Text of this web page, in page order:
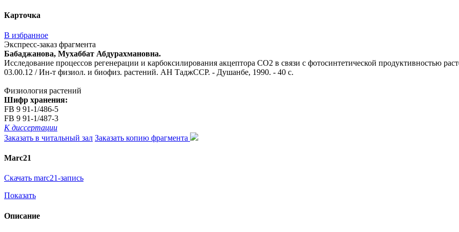
Карточка
В избранное
Экспресс-заказ фрагмента
Бабаджанова, Мухаббат Абдурахмановна.
Исследование процессов регенерации и карбоксилирования акцептора CO2 в связи с фотосинтетической продуктивностью
03.00.12 / Ин-т физиол. и биофиз. растений. АН ТаджССР. - Душанбе, 1990. - 40 с.
Физиология растений
Шифр хранения:
FB 9 91-1/486-5
FB 9 91-1/487-3
К диссертации
Заказать в читальный зал Заказать копию фрагмента
Marc21
Скачать marc21-запись
Показать
Описание